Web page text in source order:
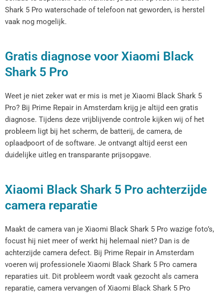
Shark 5 Pro waterschade of telefoon nat geworden, is herstel
vaak nog mogelijk.
Gratis diagnose voor Xiaomi Black
Shark 5 Pro
Weet je niet zeker wat er mis is met je Xiaomi Black Shark 5
Pro? Bij Prime Repair in Amsterdam krijg je altijd een gratis
diagnose. Tijdens deze vrijblijvende controle kijken wij of het
probleem ligt bij het scherm, de batterij, de camera, de
oplaadpoort of de software. Je ontvangt altijd eerst een
duidelijke uitleg en transparante prijsopgave.
Xiaomi Black Shark 5 Pro achterzijde
camera reparatie
Maakt de camera van je Xiaomi Black Shark 5 Pro wazige foto’s,
focust hij niet meer of werkt hij helemaal niet? Dan is de
achterzijde camera defect. Bij Prime Repair in Amsterdam
voeren wij professionele Xiaomi Black Shark 5 Pro camera
reparaties uit. Dit probleem wordt vaak gezocht als camera
reparatie, camera vervangen of Xiaomi Black Shark 5 Pro